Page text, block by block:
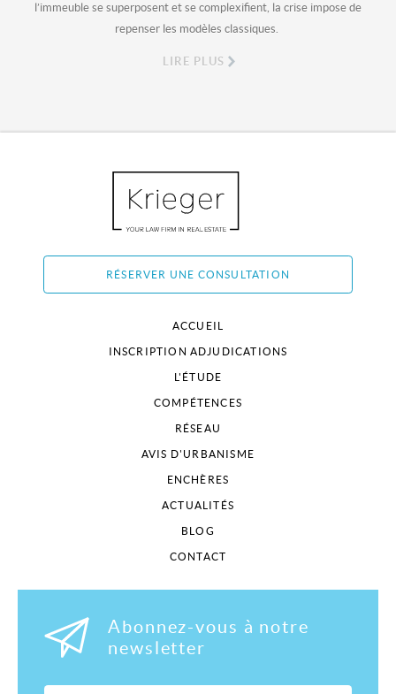
l’immeuble se superposent et se complexifient, la crise impose de
repenser les modèles classiques.
LIRE PLUS
RÉSERVER UNE CONSULTATION
ACCUEIL
INSCRIPTION ADJUDICATIONS
L'ÉTUDE
COMPÉTENCES
RÉSEAU
AVIS D'URBANISME
ENCHÈRES
ACTUALITÉS
BLOG
CONTACT
Abonnez-vous à notre
newsletter